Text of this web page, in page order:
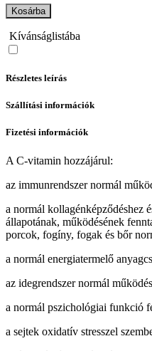
Kosárba
Kívánságlistába
Részletes leírás
Szállítási információk
Fizetési információk
A C-vitamin hozzájárul:
az immunrendszer normál
a normál kollagénképződéshez
állapotának, működésének
porcok, fogíny, fogak és bőr
a normál energiatermelő
az idegrendszer normál
a normál pszichológiai funkció
a sejtek oxidatív stresszel